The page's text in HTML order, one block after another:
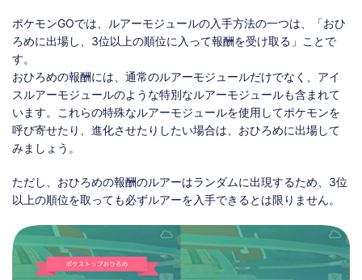
ポケモンGOでは、ルアーモジュールの入手方法の一つは、「おひ
ろめに出場し、3位以上の順位に入って報酬を受け取る」ことで
す。
おひろめの報酬には、通常のルアーモジュールだけでなく、アイ
スルアーモジュールのような特別なルアーモジュールも含まれて
います。これらの特殊なルアーモジュールを使用してポケモンを
呼び寄せたり、進化させたりしたい場合は、おひろめに出場して
みましょう。
ただし、おひろめの報酬のルアーはランダムに出現するため、3位
以上の順位を取っても必ずルアーを入手できるとは限りません。